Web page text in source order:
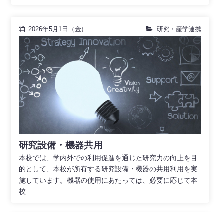
2026年5月1日（金） 研究・産学連携
研究設備・機器共用
本校では、学内外での利用促進を通じた研究力の向上を目
的として、本校が所有する研究設備・機器の共用利用を実
施しています。機器の使用にあたっては、必要に応じて本
校